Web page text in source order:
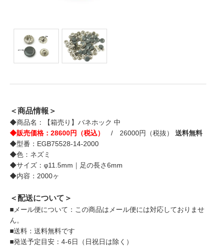
＜商品情報＞
◆商品名：【箱売り】バネホック 中
◆販売価格：28600円（税込）
/ 26000円（税抜） 送料無料
◆型番：EGB75528-14-2000
◆色：ネズミ
◆サイズ：φ11.5mm｜足の長さ6mm
◆内容：2000ヶ
＜配送について＞
■メール便について：この商品はメール便には対応しておりませ
ん。
■送料：送料無料です
■発送予定目安：4-6日（日祝日は除く）